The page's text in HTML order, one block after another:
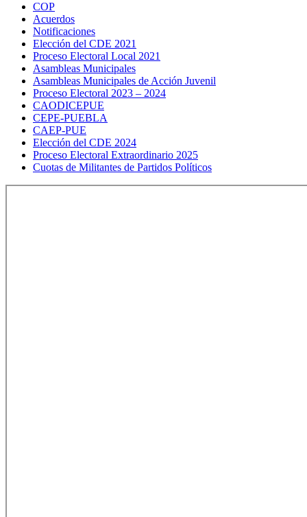
COP
Acuerdos
Notificaciones
Elección del CDE 2021
Proceso Electoral Local 2021
Asambleas Municipales
Asambleas Municipales de Acción Juvenil
Proceso Electoral 2023 – 2024
CAODICEPUE
CEPE-PUEBLA
CAEP-PUE
Elección del CDE 2024
Proceso Electoral Extraordinario 2025
Cuotas de Militantes de Partidos Políticos